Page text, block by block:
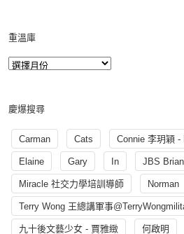
重溫庫
慶爆搜尋
Carman Cats Connie 李玥穎 -
Elaine Gary In JBS
Miracle 社交力學培訓導師 Norman
Terry Wong 王總講軍事
九十後文藝少女 - 賈雅緻 何啟明